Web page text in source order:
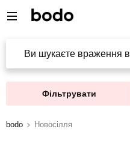
Ви шукаєте враження в
Фільтрувати
bodo Новосілля